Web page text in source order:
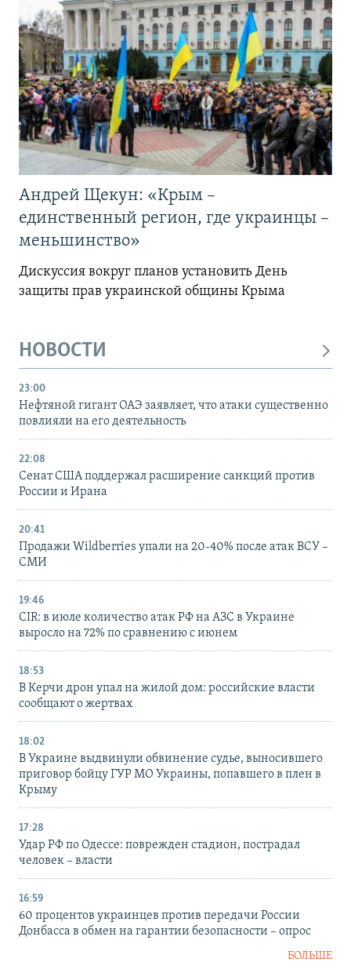
Андрей Щекун: «Крым –
единственный регион, где украинцы –
меньшинство»
Дискуссия вокруг планов установить День
защиты прав украинской общины Крыма
НОВОСТИ
23:00
Нефтяной гигант ОАЭ заявляет, что атаки существенно
повлияли на его деятельность
22:08
Сенат США поддержал расширение санкций против
России и Ирана
20:41
Продажи Wildberries упали на 20-40% после атак ВСУ –
СМИ
19:46
CIR: в июле количество атак РФ на АЗС в Украине
выросло на 72% по сравнению с июнем
18:53
В Керчи дрон упал на жилой дом: российские власти
сообщают о жертвах
18:02
В Украине выдвинули обвинение судье, выносившего
приговор бойцу ГУР МО Украины, попавшего в плен в
Крыму
17:28
Удар РФ по Одессе: поврежден стадион, пострадал
человек – власти
16:59
60 процентов украинцев против передачи России
Донбасса в обмен на гарантии безопасности – опрос
БОЛЬШЕ